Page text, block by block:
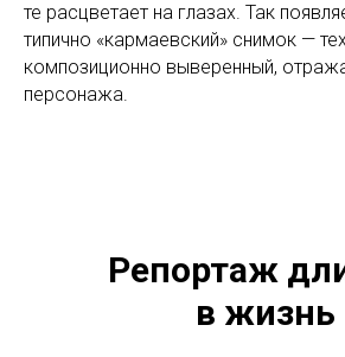
те расцветает на глазах. Так
типично «кармаевский» снимок —
композиционно выверенный,
персонажа.
Репортаж
в жизнь